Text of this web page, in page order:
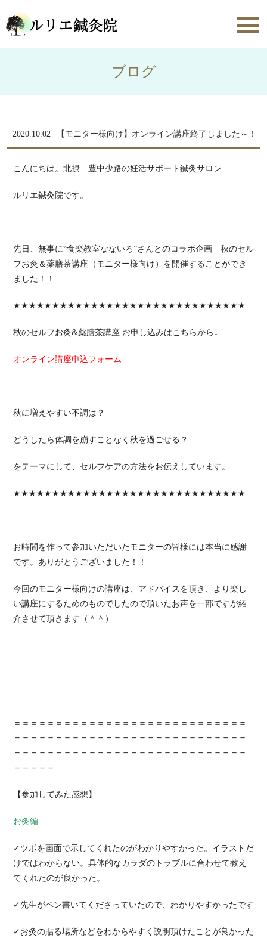
ブログ
2020.10.02 【モニター様向け】オンライン講座終了しました～！
こんにちは。北摂 豊中少路の妊活サポート鍼灸サロン
ルリエ鍼灸院です。
先日、無事に‟食楽教室なないろ”さんとのコラボ企画 秋のセル
フお灸＆薬膳茶講座（モニター様向け）を開催することができ
ました！！
★★★★★★★★★★★★★★★★★★★★★★★★★★★★★★
秋のセルフお灸&薬膳茶講座 お申し込みはこちらから↓
オンライン講座申込フォーム
秋に増えやすい不調は？
どうしたら体調を崩すことなく秋を過ごせる？
をテーマにして、セルフケアの方法をお伝えしています。
★★★★★★★★★★★★★★★★★★★★★★★★★★★★★★
お時間を作って参加いただいたモニターの皆様には本当に感謝
です。ありがとうございました！！
今回のモニター様向けの講座は、アドバイスを頂き、より楽し
い講座にするためのものでしたので頂いたお声を一部ですが紹
介させて頂きます（＾＾）
＝＝＝＝＝＝＝＝＝＝＝＝＝＝＝＝＝＝＝＝＝＝＝＝＝＝＝＝
＝＝＝＝＝＝＝＝＝＝＝＝＝＝＝＝＝＝＝＝＝＝＝＝＝＝＝＝
＝＝＝＝＝＝＝＝＝＝＝＝＝＝＝＝＝＝＝＝＝＝＝＝＝＝＝＝
＝＝＝＝＝
【参加してみた感想】
お灸編
✓ツボを画面で示してくれたのがわかりやすかった。イラストだ
けではわからない。具体的なカラダのトラブルに合わせて教え
てくれたのが良かった。
✓先生がペン書いてくださっていたので、わかりやすかったです
✓お灸の貼る場所などをわからやすく説明頂けたことが良かった